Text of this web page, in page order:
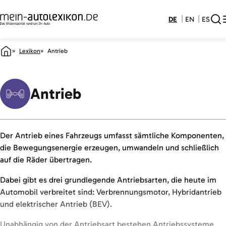
DE EN ES
Lexikon Antrieb
Antrieb
Der Antrieb eines Fahrzeugs umfasst sämtliche Komponenten,
die Bewegungsenergie erzeugen, umwandeln und schließlich
auf die Räder übertragen.
Dabei gibt es drei grundlegende Antriebsarten, die heute im
Automobil verbreitet sind: Verbrennungsmotor, Hybridantrieb
und elektrischer Antrieb (BEV).